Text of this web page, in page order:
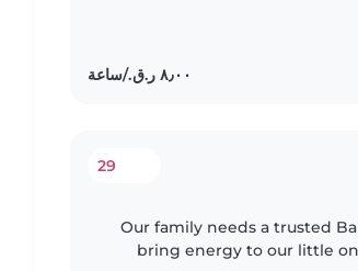
29
Our family needs a trusted
bring energy to our little